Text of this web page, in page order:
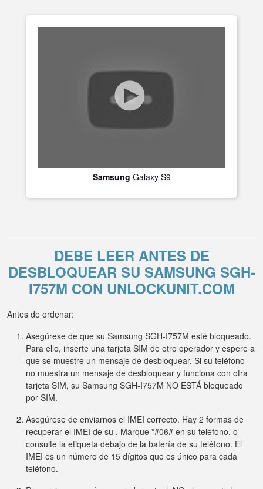
Samsung Galaxy S9
DEBE LEER ANTES DE
DESBLOQUEAR SU SAMSUNG SGH-
I757M CON UNLOCKUNIT.COM
Antes de ordenar:
Asegúrese de que su Samsung SGH-I757M esté bloqueado.
Para ello, inserte una tarjeta SIM de otro operador y espere a
que se muestre un mensaje de desbloquear. Si su teléfono
no muestra un mensaje de desbloquear y funciona con otra
tarjeta SIM, su Samsung SGH-I757M NO ESTÁ bloqueado
por SIM.
Asegúrese de enviarnos el IMEI correcto. Hay 2 formas de
recuperar el IMEI de su . Marque *#06# en su teléfono, o
consulte la etiqueta debajo de la batería de su teléfono. El
IMEI es un número de 15 dígitos que es único para cada
teléfono.